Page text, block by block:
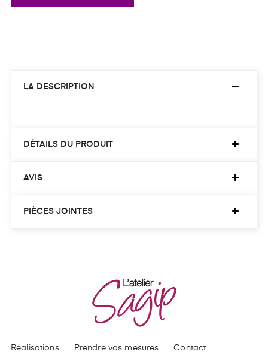
LA DESCRIPTION
DÉTAILS DU PRODUIT
AVIS
PIÈCES JOINTES
Réalisations Prendre vos mesures Contact